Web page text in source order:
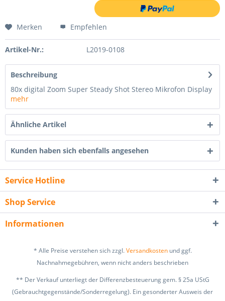
Merken Empfehlen
Artikel-Nr.: L2019-0108
Beschreibung
80x digital Zoom Super Steady Shot Stereo Mikrofon Display
mehr
Ähnliche Artikel
Kunden haben sich ebenfalls angesehen
Service Hotline
Shop Service
Informationen
* Alle Preise verstehen sich zzgl.Versandkostenund ggf.
Nachnahmegebühren, wenn nicht anders beschrieben
** Der Verkauf unterliegt der Differenzbesteuerung gem. § 25a UStG
(Gebrauchtgegenstände/Sonderregelung). Ein gesonderter Ausweis der